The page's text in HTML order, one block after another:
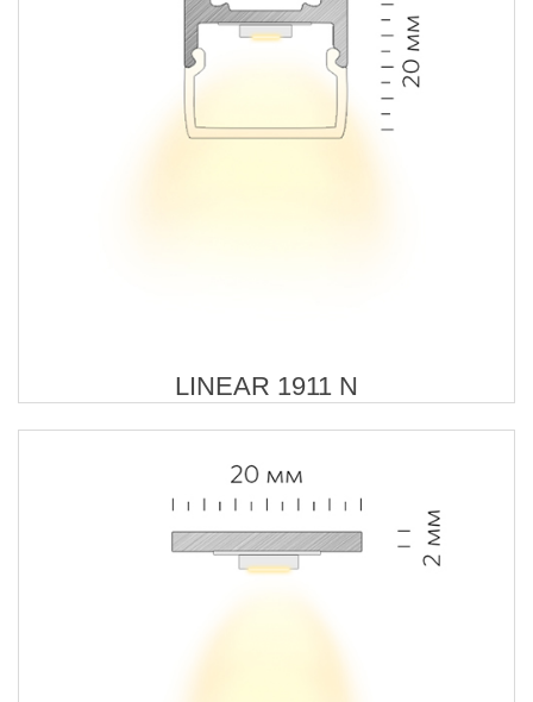
LINEAR 1911 N